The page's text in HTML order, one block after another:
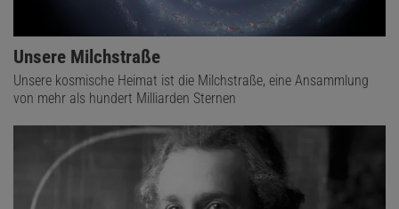
Unsere Milchstraße
Unsere kosmische Heimat ist die Milchstraße, eine Ansammlung
von mehr als hundert Milliarden Sternen